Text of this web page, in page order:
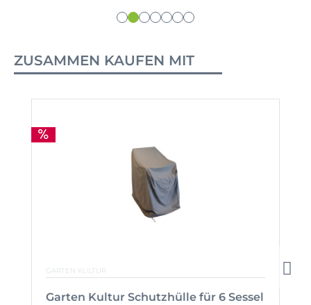
ZUSAMMEN KAUFEN MIT
GARTEN KULTUR
Garten Kultur Schutzhülle für 6 Sessel